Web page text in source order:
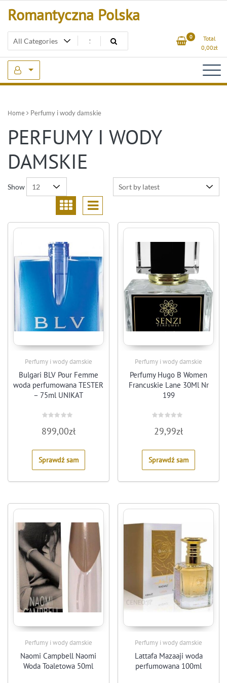
Romantyczna Polska
0
Total
0,00zł
Home Perfumy i wody damskie
PERFUMY I WODY
DAMSKIE
Show
Perfumy i wody damskie
Bulgari BLV Pour Femme
woda perfumowana TESTER
– 75ml UNIKAT
0
out
5
899,00zł
Sprawdź sam
Perfumy i wody damskie
Perfumy Hugo B Women
Francuskie Lane 30Ml Nr
199
0
out
5
29,99zł
Sprawdź sam
Perfumy i wody damskie
Naomi Campbell Naomi
Woda Toaletowa 50ml
Perfumy i wody damskie
Lattafa Mazaaji woda
perfumowana 100ml